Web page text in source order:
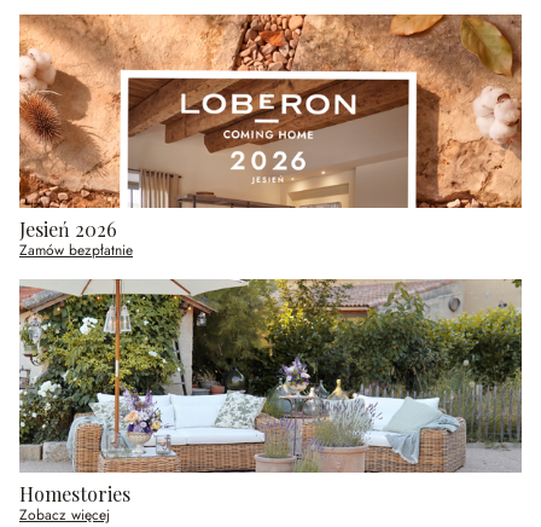
Jesień 2026
Zamów bezpłatnie
Homestories
Zobacz więcej